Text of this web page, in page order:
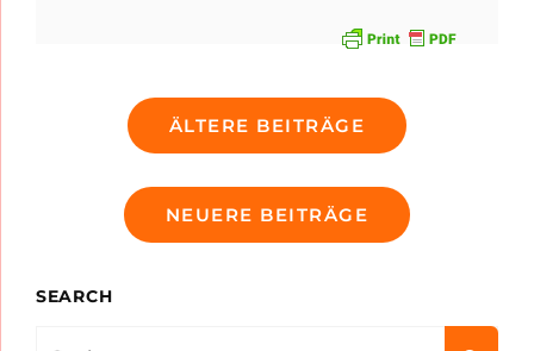
Beitragsnavigation
ÄLTERE BEITRÄGE
NEUERE BEITRÄGE
SEARCH